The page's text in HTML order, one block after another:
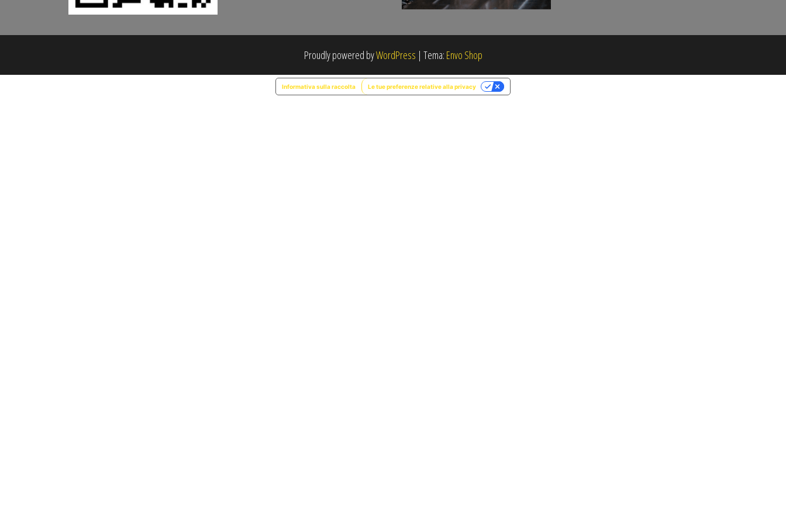
Proudly powered byWordPress | Tema: Envo Shop
Informativa sulla raccolta Le tue preferenze relative alla privacy